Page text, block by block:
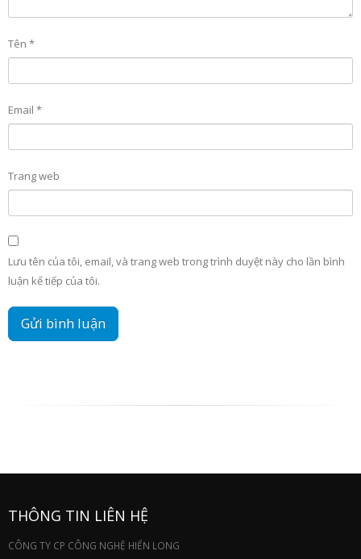
Tên *
Email *
Trang web
Lưu tên của tôi, email, và trang web trong trình duyệt này cho lần bình
luận kế tiếp của tôi.
THÔNG TIN LIÊN HỆ
CÔNG TY CP CÔNG NGHỆ HIỂN LONG